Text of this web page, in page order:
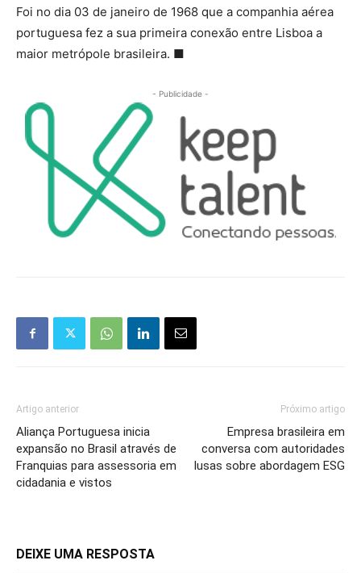
Foi no dia 03 de janeiro de 1968 que a companhia aérea
portuguesa fez a sua primeira conexão entre Lisboa a
maior metrópole brasileira. ■
- Publicidade -
Artigo anterior
Aliança Portuguesa inicia
expansão no Brasil através de
Franquias para assessoria em
cidadania e vistos
Próximo artigo
Empresa brasileira em
conversa com autoridades
lusas sobre abordagem ESG
DEIXE UMA RESPOSTA